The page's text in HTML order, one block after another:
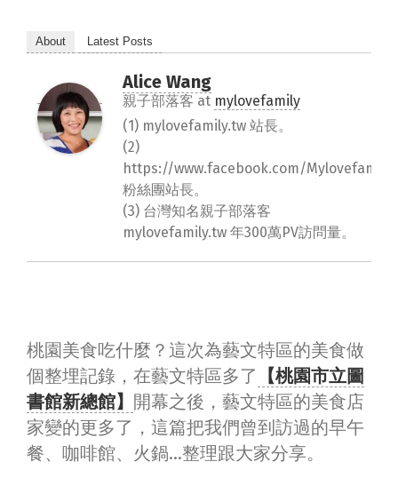
About Latest Posts
Alice Wang
親子部落客 at mylovefamily
(1) mylovefamily.tw 站長。
(2)
https://www.facebook.com/
粉絲團站長。
(3) 台灣知名親子部落客
mylovefamily.tw 年300萬PV訪問量。
桃園美食吃什麼？這次為藝文特區的美食做
個整埋記錄，在藝文特區多了
【桃園市立圖
書館新總館】 開幕之後，藝文特區的美食店
家變的更多了，這篇把我們曾到訪過的早午
餐、咖啡館、火鍋…整理跟大家分享。